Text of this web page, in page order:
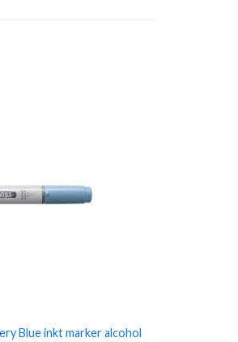
Blue inkt marker alcohol